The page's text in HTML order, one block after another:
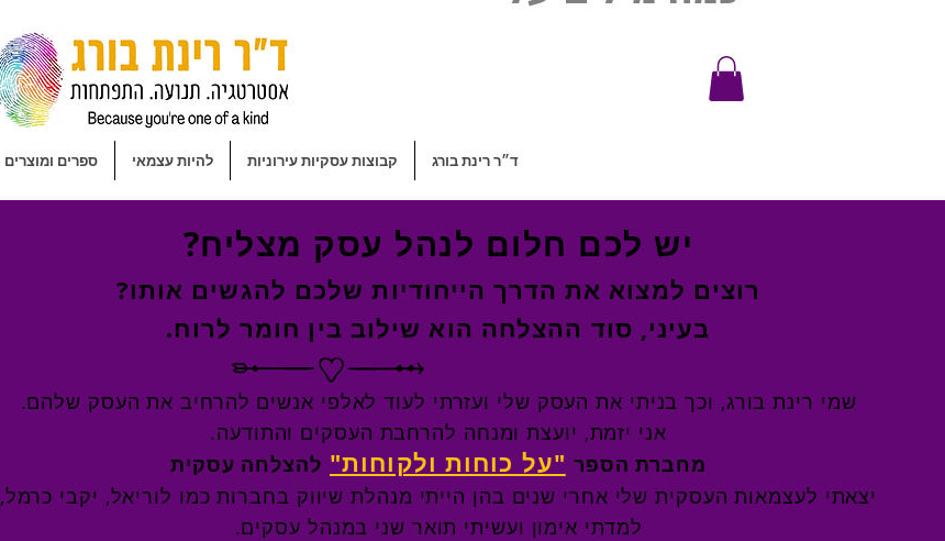
ד״ר רינת בורג קבוצות עסקיות עירוניות להיות עצמאי ספרים ומוצרים
יש לכם חלום לנהל עסק מצליח?
רוצים למצוא את הדרך הייחודיות שלכם להגשים אותו?
בעיני, סוד ההצלחה הוא שילוב בין חומר לרוח.
שמי רינת בורג, וכך בניתי את העסק שלי ועזרתי לעוד לאלפי אנשים להרחיב את העסק שלהם.
אני יזמת, יועצת ומנחה להרחבת העסקים והתודעה.
מחברת הספר "על כוחות ולקוחות" להצלחה עסקית
יצאתי לעצמאות העסקית שלי אחרי שנים בהן הייתי מנהלת שיווק בחברות כמו לוריאל, יקבי כרמל,
למדתי אימון ועשיתי תואר שני במנהל עסקים.